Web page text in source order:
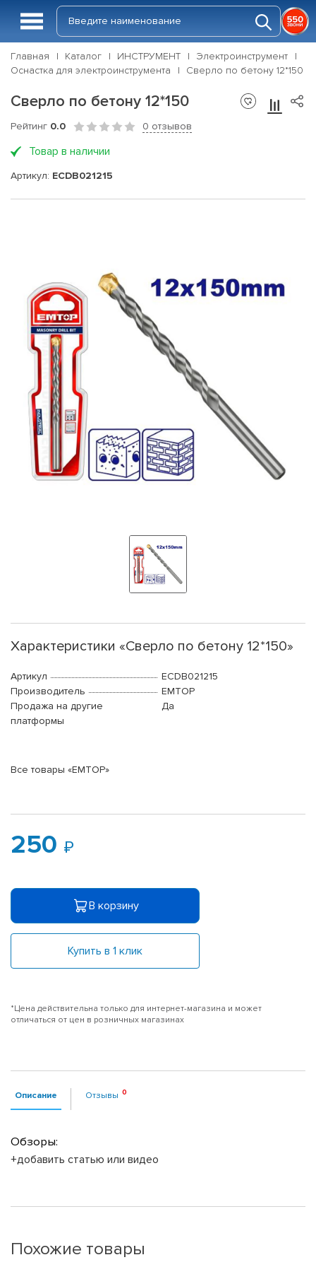
Главная Каталог ИНСТРУМЕНТ
Электроинструмент
Оснастка для электроинструмента
Сверло по бетону 12*150
Сверло по бетону 12*150
Рейтинг 0.0 0 отзывов
Товар в наличии
Артикул: ECDB021215
Характеристики «Сверло по бетону 12*150»
Артикул
ECDB021215
Производитель
EMTOP
Продажа на другие
платформы
Да
Все товары «EMTOP»
250
В корзину
Купить в 1 клик
*Цена действительна только для интернет-магазина и может
отличаться от цен в розничных магазинах
Описание Отзывы
Обзоры:
+добавить статью или видео
Похожие товары